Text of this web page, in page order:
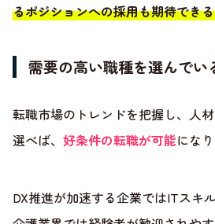
るポジションへの採用も期待でき
需要の高い職種を選んでい
転職市場のトレンドを把握し、人
選べば、 好条件の転職が可能になり
DX推進が加速する企業ではITスキ